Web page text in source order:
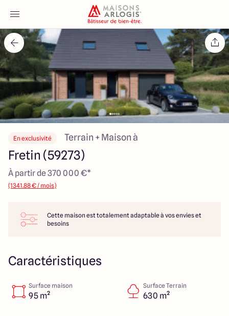
Accueil
Nos maisons
Nos annonces
Votre projet
Qui sommes-nous
Maisons ARLOGIS Nord
4.4 4.8
En exclusivité Terrain + Maison à
Fretin (59273)
À partir de 370 000 €*
(1341.88 € / mois)
Cette maison est totalement adaptable à vos envies et
besoins
Caractéristiques
Surface maison
95 m²
Surface Terrain
630 m²